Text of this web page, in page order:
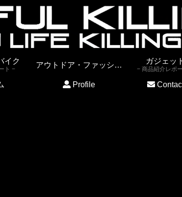
イク
ト
アウトドア・ファッション
ガジェッ
商品紹介レポ
Profile